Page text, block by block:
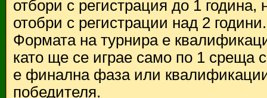
отбори с регистрация до 1
отобри с регистрации над 2 години.
Формата на турнира е
като ще се играе само по 1 среща
е финална фаза или
победителя.